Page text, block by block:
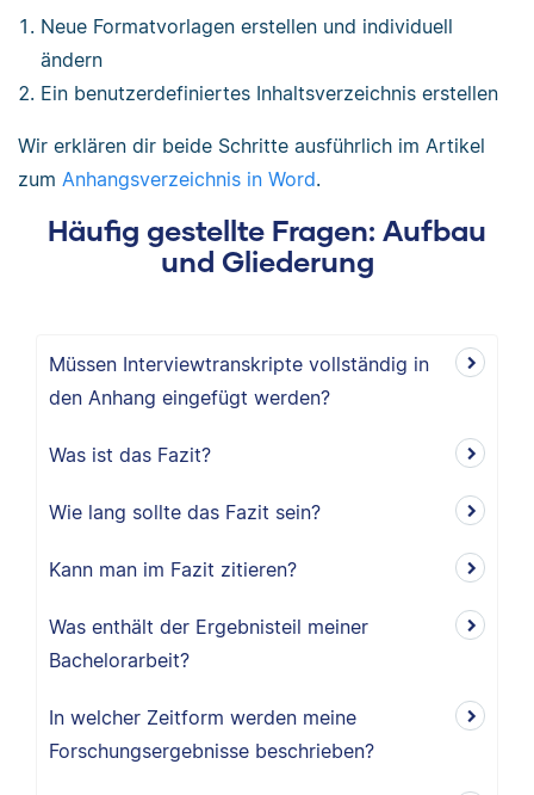
Neue Formatvorlagen erstellen und individuell
ändern
Ein benutzerdefiniertes Inhaltsverzeichnis erstellen
Wir erklären dir beide Schritte ausführlich im Artikel
zum Anhangsverzeichnis in Word.
Häufig gestellte Fragen: Aufbau
und Gliederung
Müssen Interviewtranskripte vollständig in
den Anhang eingefügt werden?
Was ist das Fazit?
Wie lang sollte das Fazit sein?
Kann man im Fazit zitieren?
Was enthält der Ergebnisteil meiner
Bachelorarbeit?
In welcher Zeitform werden meine
Forschungsergebnisse beschrieben?